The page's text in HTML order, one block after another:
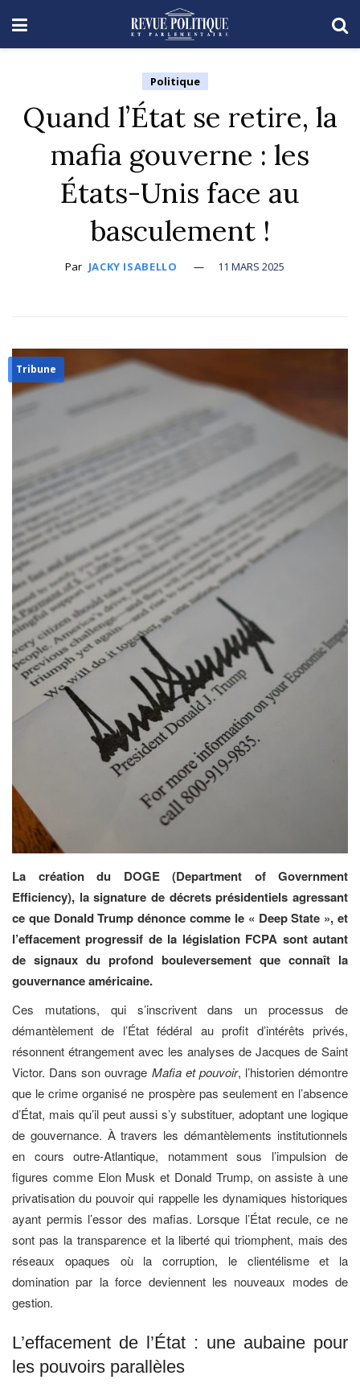
Politique
Quand l’État se retire, la
mafia gouverne : les
États-Unis face au
basculement !
Par JACKY ISABELLO 11 MARS 2025
Tribune
La création du DOGE (Department of Government
Efficiency), la signature de décrets présidentiels agressant
ce que Donald Trump dénonce comme le « Deep State », et
l’effacement progressif de la législation FCPA sont autant
de signaux du profond bouleversement que connaît la
gouvernance américaine.
Ces mutations, qui s’inscrivent dans un processus de
démantèlement de l’État fédéral au profit d’intérêts privés,
résonnent étrangement avec les analyses de Jacques de Saint
Victor. Dans son ouvrage Mafia et pouvoir, l’historien démontre
que le crime organisé ne prospère pas seulement en l’absence
d’État, mais qu’il peut aussi s’y substituer, adoptant une logique
de gouvernance. À travers les démantèlements institutionnels
en cours outre-Atlantique, notamment sous l’impulsion de
figures comme Elon Musk et Donald Trump, on assiste à une
privatisation du pouvoir qui rappelle les dynamiques historiques
ayant permis l’essor des mafias. Lorsque l’État recule, ce ne
sont pas la transparence et la liberté qui triomphent, mais des
réseaux opaques où la corruption, le clientélisme et la
domination par la force deviennent les nouveaux modes de
gestion.
L’effacement de l’État : une aubaine pour
les pouvoirs parallèles